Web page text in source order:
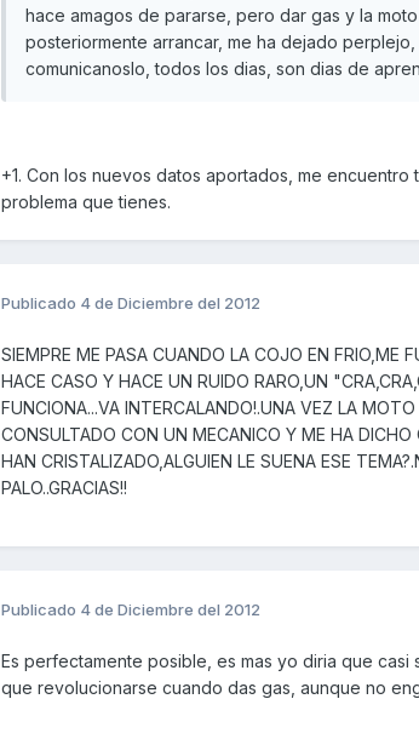
hace amagos de pararse, pero dar gas y la
posteriormente arrancar, me ha dejado
comunicanoslo, todos los dias, son dias de
+1. Con los nuevos datos aportados, me
problema que tienes.
Publicado 4 de Diciembre del 2012
SIEMPRE ME PASA CUANDO LA COJO EN FRIO,ME
HACE CASO Y HACE UN RUIDO RARO,UN
FUNCIONA...VA INTERCALANDO!.UNA VEZ LA
CONSULTADO CON UN MECANICO Y ME HA
HAN CRISTALIZADO,ALGUIEN LE SUENA ESE
PALO..GRACIAS!!
Publicado 4 de Diciembre del 2012
Es perfectamente posible, es mas yo diria que
que revolucionarse cuando das gas, aunque no